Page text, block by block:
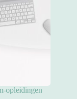
opleidingen